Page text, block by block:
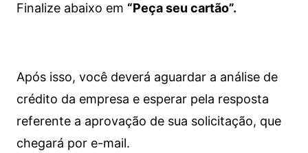
Finalize abaixo em “Peça seu cartão”.
Após isso, você deverá aguardar a análise de
crédito da empresa e esperar pela resposta
referente a aprovação de sua solicitação, que
chegará por e-mail.